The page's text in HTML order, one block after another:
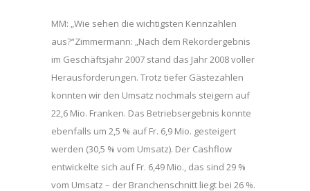
MM: „Wie sehen die wichtigsten Kennzahlen
aus?“Zimmermann: „Nach dem Rekordergebnis
im Geschäftsjahr 2007 stand das Jahr 2008 voller
Herausforderungen. Trotz tiefer Gästezahlen
konnten wir den Umsatz nochmals steigern auf
22,6 Mio. Franken. Das Betriebsergebnis konnte
ebenfalls um 2,5 % auf Fr. 6,9 Mio. gesteigert
werden (30,5 % vom Umsatz). Der Cashflow
entwickelte sich auf Fr. 6,49 Mio., das sind 29 %
vom Umsatz – der Branchenschnitt liegt bei 26 %.